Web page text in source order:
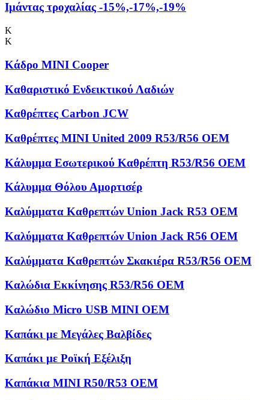
Ιμάντας τροχαλίας -15%,-17%,-19%
Κ
Κ
Κάδρο MINI Cooper
Καθαριστικό Ενδεικτικού Λαδιών
Καθρέπτες Carbon JCW
Καθρέπτες MINI United 2009 R53/R56 OEM
Κάλυμμα Εσωτερικού Καθρέπτη R53/R56 OEM
Κάλυμμα Θόλου Αμορτισέρ
Καλύμματα Kαθρεπτών Union Jack R53 OEM
Καλύμματα Καθρεπτών Union Jack R56 OEM
Καλύμματα Καθρεπτών Σκακιέρα R53/R56 OEM
Καλώδια Εκκίνησης R53/R56 OEM
Καλώδιο Micro USB MINI OEM
Καπάκι με Μεγάλες Βαλβίδες
Καπάκι με Ροϊκή Εξέλιξη
Καπάκια MINI R50/R53 OEM